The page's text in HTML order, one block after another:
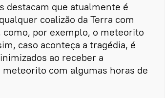
destacam que atualmente é
coalizão da Terra com
por exemplo, o meteorito
caso aconteça a tragédia, é
ao receber a
com algumas horas de